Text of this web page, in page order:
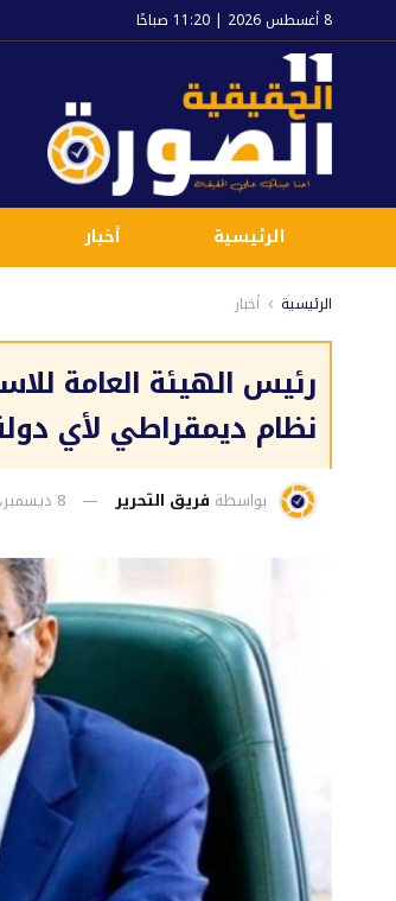
8 أغسطس 2026 | 11:20 صباحًا
الرئيسية أخبار
الرئيسية أخبار
رئيس الهيئة العامة
نظام ديمقراطي لأي
بواسطة فريق التحرير 8 ديسمبر، 2023